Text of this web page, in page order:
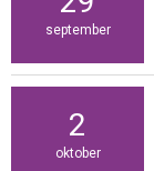
september
2
oktober